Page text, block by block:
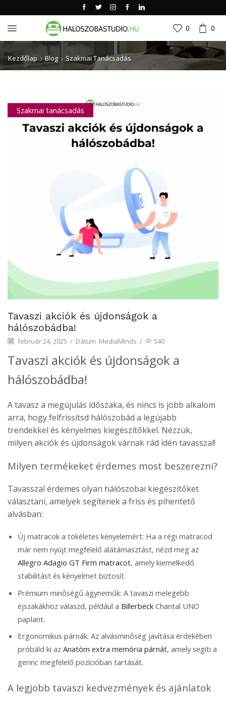
0 0
Kezdőlap Blog Szakmai Tanácsadás
Szakmai tanácsadás
Tavaszi akciók és újdonságok a
hálószobádba!
február 24, 2025 / Dátum MediaMinds / 540
Tavaszi akciók és újdonságok a
hálószobádba!
A tavasz a megújulás időszaka, és nincs is jobb alkalom
arra, hogy felfrissítsd hálószobád a legújabb
trendekkel és kényelmes kiegészítőkkel. Nézzük,
milyen akciók és újdonságok várnak rád idén tavasszal!
Milyen termékeket érdemes most beszerezni?
Tavasszal érdemes olyan hálószobai kiegészítőket
választani, amelyek segítenek a friss és pihentető
alvásban:
Új matracok a tökéletes kényelemért: Ha a régi matracod
már nem nyújt megfelelő alátámasztást, nézd meg az
Allegro Adagio GT Firm matracot, amely kiemelkedő
stabilitást és kényelmet biztosít.
Prémium minőségű ágyneműk: A tavaszi melegebb
éjszakákhoz válaszd, például a Billerbeck Chantal UNO
paplant.
Ergonomikus párnák: Az alvásminőség javítása érdekében
próbáld ki az Anatóm extra memória párnát, amely segíti a
gerinc megfelelő pozícióban tartását.
A legjobb tavaszi kedvezmények és ajánlatok